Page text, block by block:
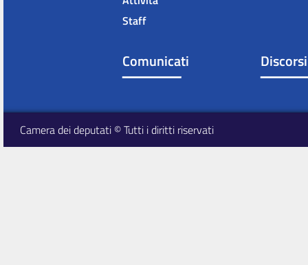
Staff
Comunicati Discorsi
Camera dei deputati © Tutti i diritti riservati